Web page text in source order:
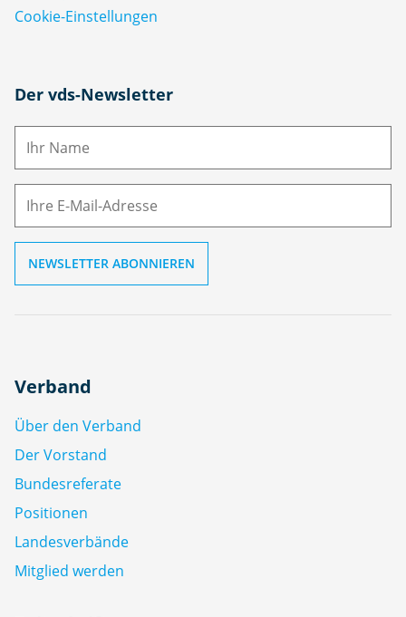
Cookie-Einstellungen
Der vds-Newsletter
N
M
Verband
Über den Verband
Der Vorstand
Bundesreferate
Positionen
Landesverbände
Mitglied werden